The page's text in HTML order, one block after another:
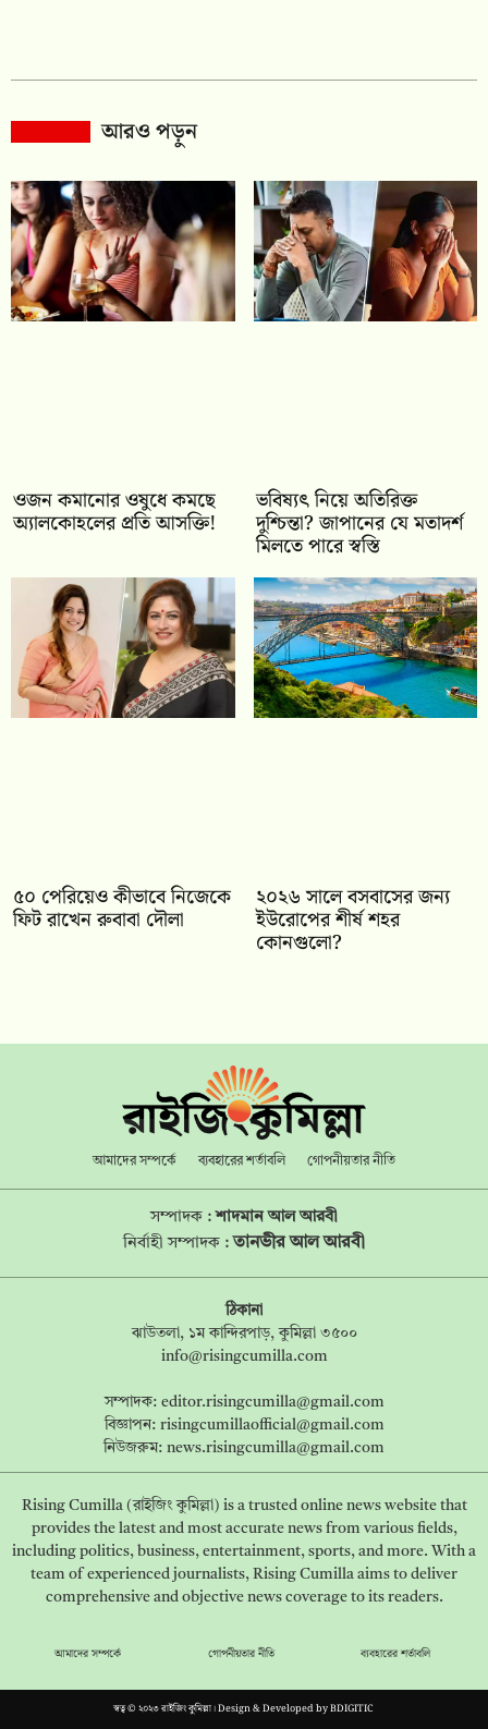
আরও পড়ুন
ওজন কমানোর ওষুধে কমছে
অ্যালকোহলের প্রতি আসক্তি!
ভবিষ্যৎ নিয়ে অতিরিক্ত
দুশ্চিন্তা? জাপানের যে মতাদর্শ
মিলতে পারে স্বস্তি
৫০ পেরিয়েও কীভাবে নিজেকে
ফিট রাখেন রুবাবা দৌলা
২০২৬ সালে বসবাসের জন্য
ইউরোপের শীর্ষ শহর
কোনগুলো?
আমাদের সম্পর্কে ব্যবহারের শর্তাবলি গোপনীয়তার নীতি
সম্পাদক :শাদমান আল আরবী
নির্বাহী সম্পাদক : তানভীর আল আরবী
ঠিকানা
ঝাউতলা, ১ম কান্দিরপাড়, কুমিল্লা ৩৫০০
info@risingcumilla.com
সম্পাদক: editor.risingcumilla@gmail.com
বিজ্ঞাপন: risingcumillaofficial@gmail.com
নিউজরুম: news.risingcumilla@gmail.com
Rising Cumilla (রাইজিং কুমিল্লা) is a trusted online news website that
provides the latest and most accurate news from various fields,
including politics, business, entertainment, sports, and more. With a
team of experienced journalists, Rising Cumilla aims to deliver
comprehensive and objective news coverage to its readers.
আমাদের সম্পর্কে গোপনীয়তার নীতি ব্যবহারের শর্তাবলি
স্বত্ব © ২০২৩ রাইজিং কুমিল্লা। Design & Developed byBDIGITIC